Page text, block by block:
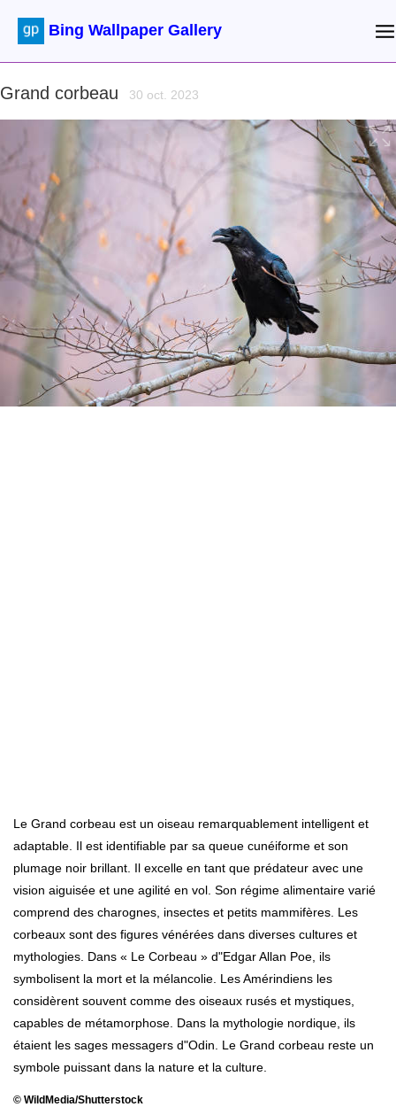
Bing Wallpaper Gallery
Grand corbeau 30 oct. 2023
Le Grand corbeau est un oiseau remarquablement intelligent et
adaptable. Il est identifiable par sa queue cunéiforme et son
plumage noir brillant. Il excelle en tant que prédateur avec une
vision aiguisée et une agilité en vol. Son régime alimentaire varié
comprend des charognes, insectes et petits mammifères. Les
corbeaux sont des figures vénérées dans diverses cultures et
mythologies. Dans « Le Corbeau » d"Edgar Allan Poe, ils
symbolisent la mort et la mélancolie. Les Amérindiens les
considèrent souvent comme des oiseaux rusés et mystiques,
capables de métamorphose. Dans la mythologie nordique, ils
étaient les sages messagers d"Odin. Le Grand corbeau reste un
symbole puissant dans la nature et la culture.
© WildMedia/Shutterstock